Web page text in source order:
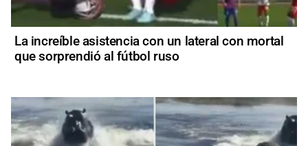
La increíble asistencia con un lateral con mortal
que sorprendió al fútbol ruso